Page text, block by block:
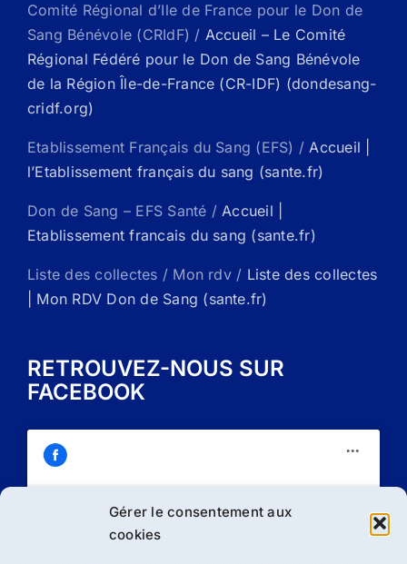
Gérer le consentement aux
cookies
Comité Régional d’Ile de France pour le Don de
Sang Bénévole (CRIdF) / Accueil – Le Comité
Régional Fédéré pour le Don de Sang Bénévole
de la Région Île-de-France (CR-IDF) (dondesang-
cridf.org)
Etablissement Français du Sang (EFS) /Accueil |
l’Etablissement français du sang (sante.fr)
Don de Sang – EFS Santé /Accueil |
Etablissement francais du sang (sante.fr)
Liste des collectes / Mon rdv / Liste des collectes
| Mon RDV Don de Sang (sante.fr)
RETROUVEZ-NOUS SUR
FACEBOOK
Cliquez sur « J’accepte » pour activer